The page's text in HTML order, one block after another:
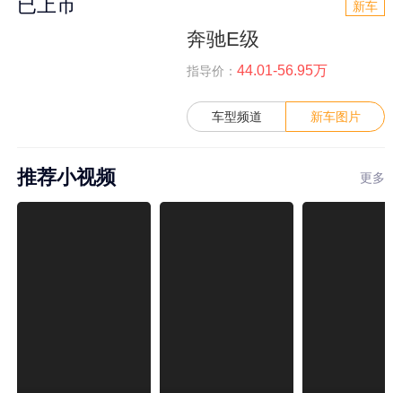
已上市 新车
奔驰E级
指导价： 44.01-56.95万
车型频道 新车图片
推荐小视频 更多